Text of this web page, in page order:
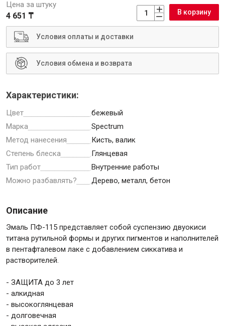
Цена за штуку
4 651 ₸ В корзину
Условия оплаты и доставки
Условия обмена и возврата
Характеристики:
Цвет
бежевый
Марка
Spectrum
Метод нанесения
Кисть, валик
Степень блеска
Глянцевая
Тип работ
Внутренние работы
Можно разбавлять?
Дерево, металл, бетон
Описание
Эмаль ПФ-115 представляет собой суспензию двуокиси
титана рутильной формы и других пигментов и наполнителей
в пентафталевом лаке с добавлением сиккатива и
растворителей.
- ЗАЩИТА до 3 лет
- алкидная
- высокоглянцевая
- долговечная
Электро-оборудование
Малярный инструмент
Специализированный инструмент
Пистолеты для ремонта
Инструмент для штукатурно-отделочных работ
Ещё 2
Крепежи
Анкеры
Монтажные ленты